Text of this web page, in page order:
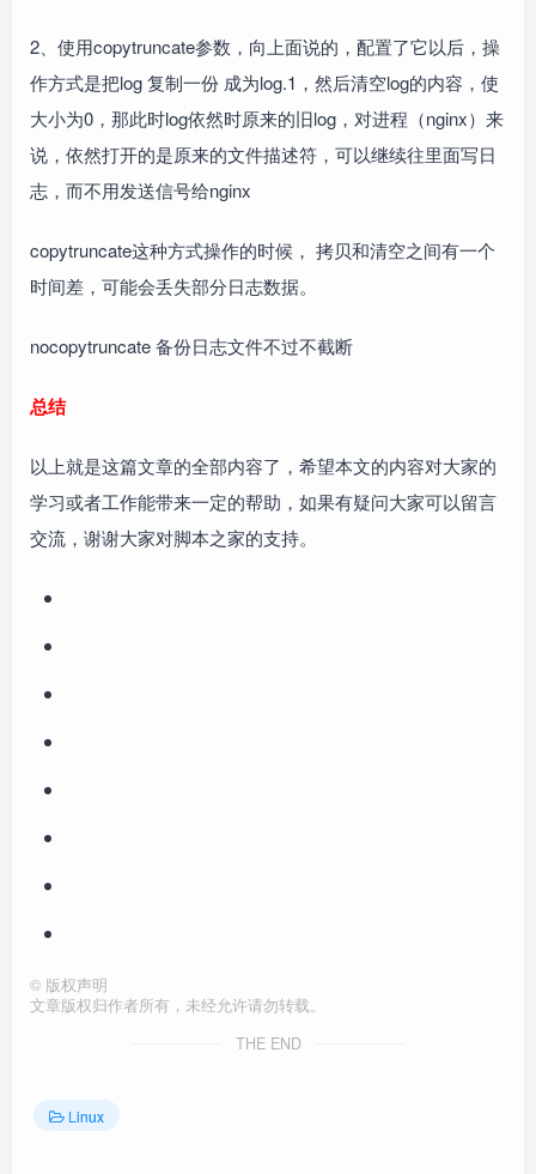
2、使用copytruncate参数，向上面说的，配置了它以后，操
作方式是把log 复制一份 成为log.1，然后清空log的内容，使
大小为0，那此时log依然时原来的旧log，对进程（nginx）来
说，依然打开的是原来的文件描述符，可以继续往里面写日
志，而不用发送信号给nginx
copytruncate这种方式操作的时候， 拷贝和清空之间有一个
时间差，可能会丢失部分日志数据。
nocopytruncate 备份日志文件不过不截断
总结
以上就是这篇文章的全部内容了，希望本文的内容对大家的
学习或者工作能带来一定的帮助，如果有疑问大家可以留言
交流，谢谢大家对脚本之家的支持。
© 版权声明
文章版权归作者所有，未经允许请勿转载。
THE END
Linux